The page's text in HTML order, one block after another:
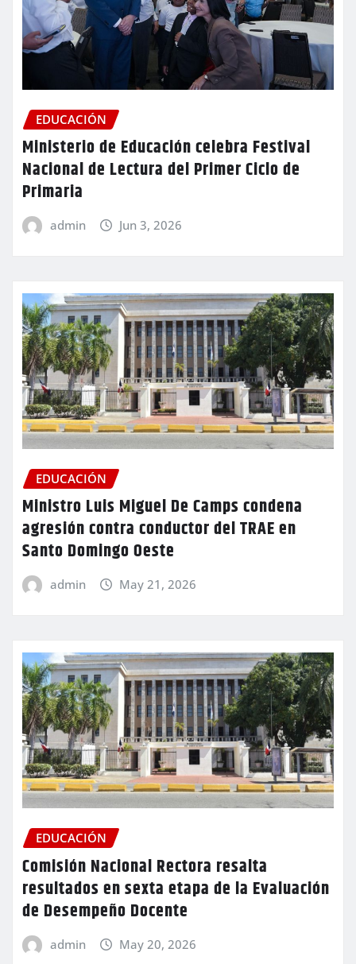
EDUCACIÓN
Ministerio de Educación celebra Festival
Nacional de Lectura del Primer Ciclo de
Primaria
admin Jun 3, 2026
EDUCACIÓN
Ministro Luis Miguel De Camps condena
agresión contra conductor del TRAE en
Santo Domingo Oeste
admin May 21, 2026
EDUCACIÓN
Comisión Nacional Rectora resalta
resultados en sexta etapa de la Evaluación
de Desempeño Docente
admin May 20, 2026